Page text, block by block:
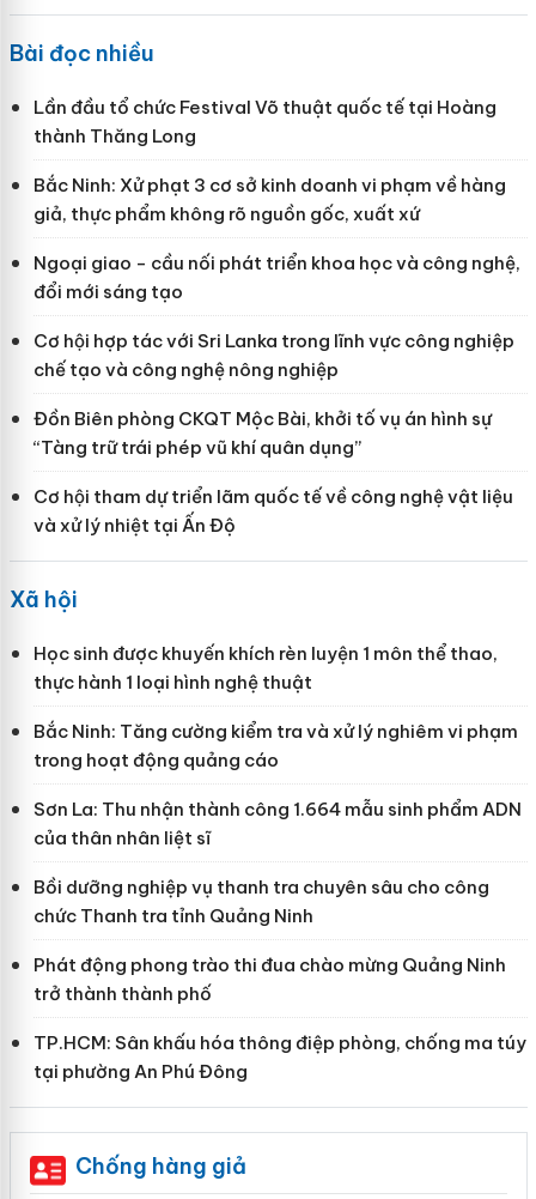
Bài đọc nhiều
Lần đầu tổ chức Festival Võ thuật quốc tế tại Hoàng
thành Thăng Long
Bắc Ninh: Xử phạt 3 cơ sở kinh doanh vi phạm về hàng
giả, thực phẩm không rõ nguồn gốc, xuất xứ
Ngoại giao - cầu nối phát triển khoa học và công nghệ,
đổi mới sáng tạo
Cơ hội hợp tác với Sri Lanka trong lĩnh vực công nghiệp
chế tạo và công nghệ nông nghiệp
Đồn Biên phòng CKQT Mộc Bài, khởi tố vụ án hình sự
“Tàng trữ trái phép vũ khí quân dụng”
Cơ hội tham dự triển lãm quốc tế về công nghệ vật liệu
và xử lý nhiệt tại Ấn Độ
Xã hội
Học sinh được khuyến khích rèn luyện 1 môn thể thao,
thực hành 1 loại hình nghệ thuật
Bắc Ninh: Tăng cường kiểm tra và xử lý nghiêm vi phạm
trong hoạt động quảng cáo
Sơn La: Thu nhận thành công 1.664 mẫu sinh phẩm ADN
của thân nhân liệt sĩ
Bồi dưỡng nghiệp vụ thanh tra chuyên sâu cho công
chức Thanh tra tỉnh Quảng Ninh
Phát động phong trào thi đua chào mừng Quảng Ninh
trở thành thành phố
TP.HCM: Sân khấu hóa thông điệp phòng, chống ma túy
tại phường An Phú Đông
Chống hàng giả